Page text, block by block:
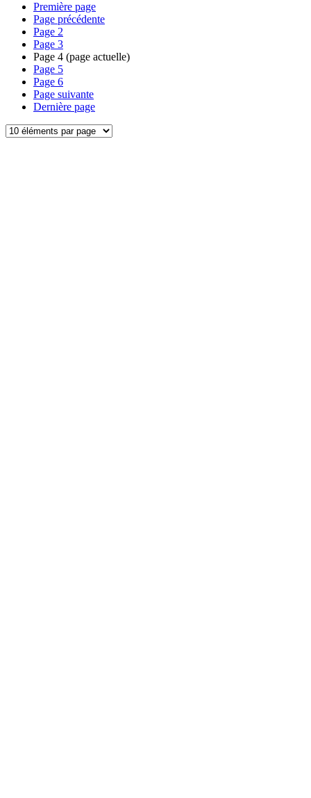
Première page
Page précédente
Page 2
Page 3
Page 4 (page actuelle)
Page 5
Page 6
Page suivante
Dernière page